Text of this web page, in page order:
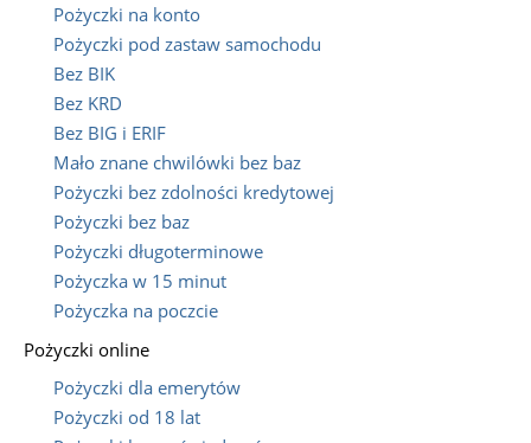
Pożyczki na konto
Pożyczki pod zastaw samochodu
Bez BIK
Bez KRD
Bez BIG i ERIF
Mało znane chwilówki bez baz
Pożyczki bez zdolności kredytowej
Pożyczki bez baz
Pożyczki długoterminowe
Pożyczka w 15 minut
Pożyczka na poczcie
Pożyczki online
Pożyczki dla emerytów
Pożyczki od 18 lat